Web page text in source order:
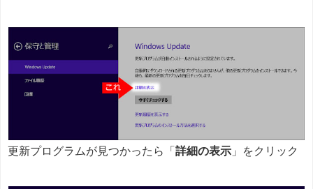
更新プログラムが見つかったら「詳細の表示 」をクリック